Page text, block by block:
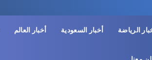
الرياضة أخبار السعودية أخبار العالم